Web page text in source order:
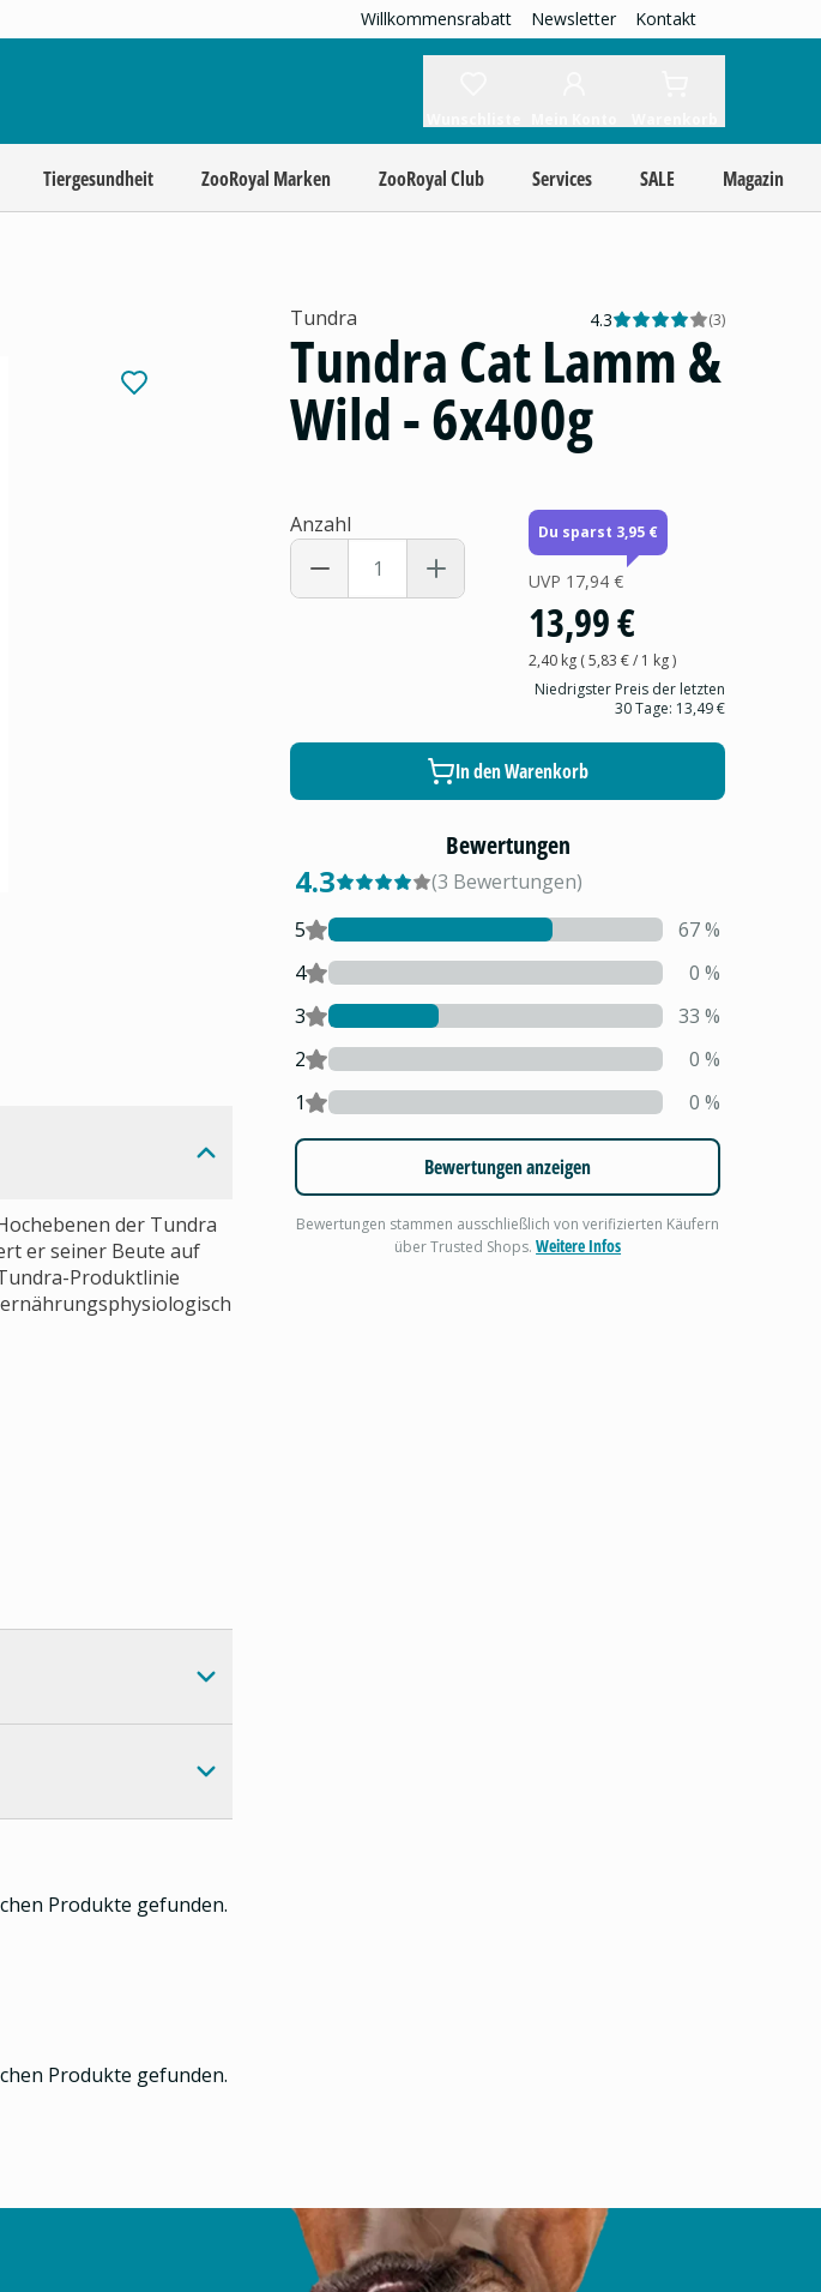
Willkommensrabatt Newsletter Kontakt
Tiergesundheit ZooRoyal Marken ZooRoyal Club Services SALE Magazin
der Tundra
er seiner Beute auf
Produktlinie
Tundra 4.3 (3)
Tundra Cat Lamm &
Wild - 6x400g
Anzahl Du sparst 3,95 €
UVP 17,94 €
13,99 €
2,40 kg(5,83 €/ 1 kg)
Niedrigster Preis der letzten
30 Tage: 13,49 €
In den Warenkorb
Bewertungen
4.3 (3 Bewertungen)
5
67%
4
0 %
3
33 %
2
0 %
1
0 %
Bewertungen anzeigen
Bewertungen stammen ausschließlich von verifizierten Käufern
über Trusted Shops.Weitere Infos
Produkte gefunden.
Produkte gefunden.